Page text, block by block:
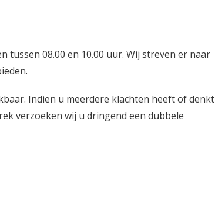
tussen 08.00 en 10.00 uur. Wij streven er naar
Indien u meerdere klachten heeft of denkt
verzoeken wij u dringend een dubbele